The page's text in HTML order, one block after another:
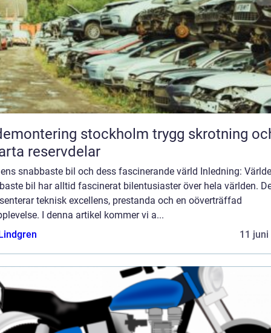
stockholm trygg skrotning och
reservdelar
snabbaste bil och dess fascinerande värld Inledning:
bil har alltid fascinerat bilentusiaster över hela världen.
teknisk excellens, prestanda och en oöverträffad
I denna artikel kommer vi a...
11 juni